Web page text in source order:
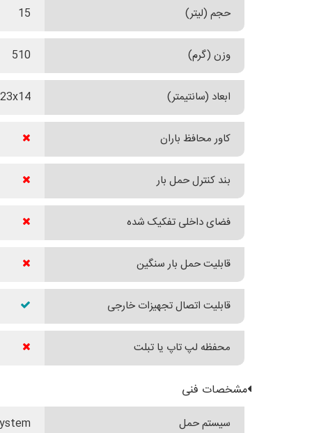
حجم (لیتر) 15
وزن (گرم) 510
ابعاد (سانتیمتر)
کاور محافظ باران
بند کنترل حمل بار
فضای داخلی تفکیک شده
قابلیت حمل بار سنگین
قابلیت اتصال تجهیزات خارجی
محفظه لپ تاپ یا تبلت
مشخصات فنی
سیستم حمل